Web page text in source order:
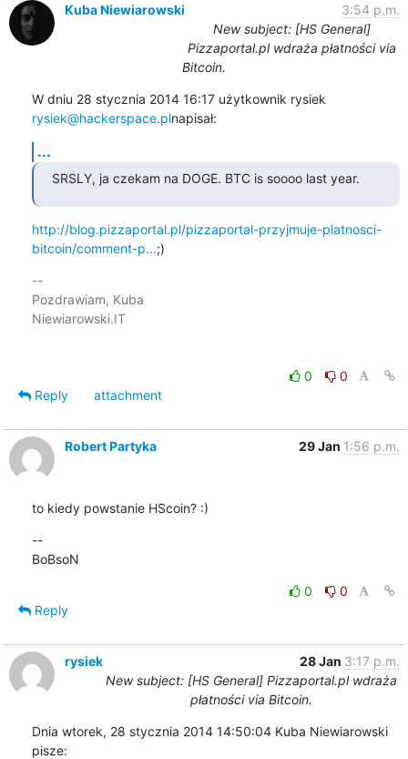
Kuba Niewiarowski
3:54 p.m.
New subject: [HS General]
Pizzaportal.pl wdraża płatności via
Bitcoin.
rysiek@hackerspace.plnapisał:
...
SRSLY, ja czekam na DOGE. BTC is soooo last year.
http://blog.pizzaportal.pl/pizzaportal-przyjmuje-platnosci-
bitcoin/comment-p...;)
--
Pozdrawiam, Kuba
Niewiarowski.IT
0
0
Reply
attachment
Robert Partyka 29 Jan 1:56 p.m.
to kiedy powstanie HScoin? :)
--
BoBsoN
0
0
Reply
rysiek 28 Jan 3:17 p.m.
New subject: [HS General] Pizzaportal.pl wdraża
płatności via Bitcoin.
Dnia wtorek, 28 stycznia 2014 14:50:04 Kuba Niewiarowski
pisze: